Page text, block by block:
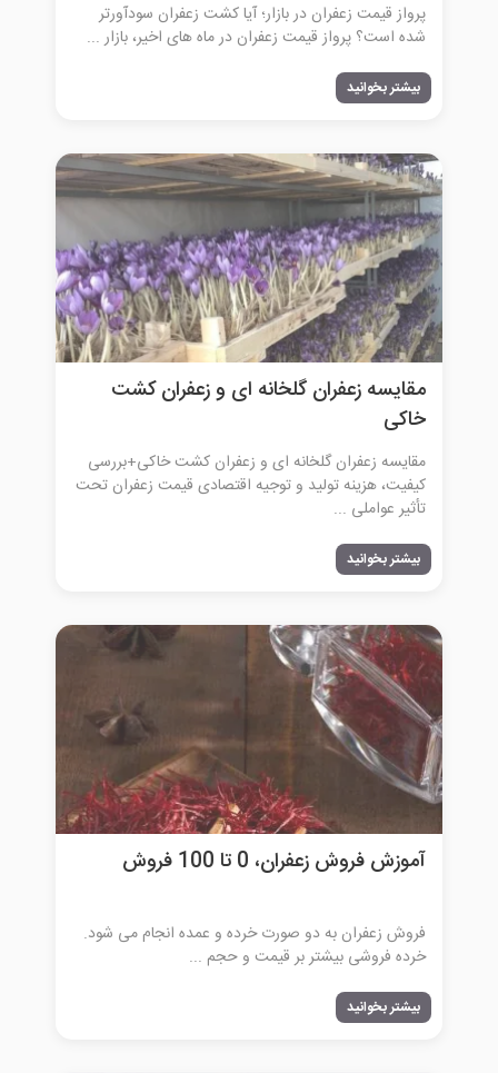
پرواز قیمت زعفران در بازار؛ آیا کشت زعفران سودآورتر
شده است؟ پرواز قیمت زعفران در ماه‌ های اخیر، بازار ...
بیشتر بخوانید
مقایسه زعفران گلخانه ای و زعفران کشت
خاکی
مقایسه زعفران گلخانه‌ ای و زعفران کشت خاکی+بررسی
کیفیت، هزینه تولید و توجیه اقتصادی قیمت زعفران تحت
تأثیر عواملی ...
بیشتر بخوانید
آموزش فروش زعفران، 0 تا 100 فروش
فروش زعفران به دو صورت خرده و عمده انجام می‌ شود.
خرده‌ فروشی بیشتر بر قیمت و حجم ...
بیشتر بخوانید